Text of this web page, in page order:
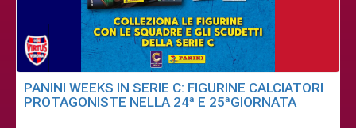
PANINI WEEKS IN SERIE C: FIGURINE CALCIATORI
PROTAGONISTE NELLA 24ª E 25ªGIORNATA